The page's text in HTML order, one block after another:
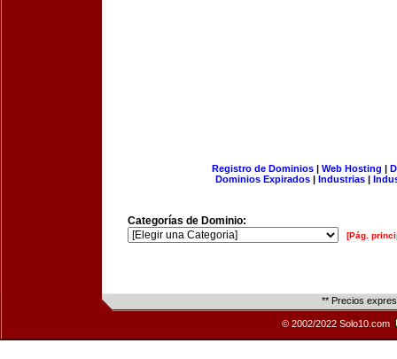
Registro de Dominios| Web Hosting |
Dominios Expirados | Industrias |
Categorías de Dominio:
[Pág.
** Precios
© 2002/2022 Solo10.com